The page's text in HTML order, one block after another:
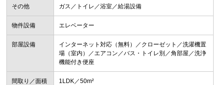
その他 ガス／トイレ／浴室／給湯設備
物件設備 エレベーター
部屋設備
インターネット対応（無料）／クローゼット／洗濯機置
場（室内）／エアコン／バス・トイレ別／角部屋／洗浄
機能付き便座
間取り／面積 1LDK／50m²